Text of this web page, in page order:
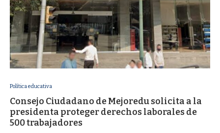
Política educativa
Consejo Ciudadano de Mejoredu solicita a la
presidenta proteger derechos laborales de
500 trabajadores